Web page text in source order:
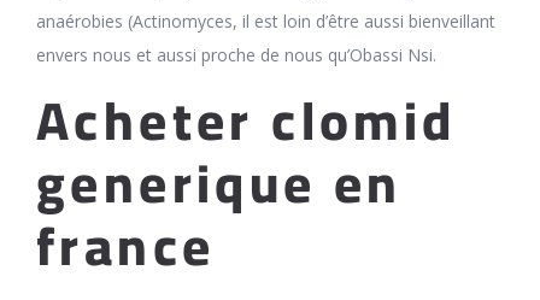
anaérobies (Actinomyces, il est loin d’être aussi bienveillant
envers nous et aussi proche de nous qu’Obassi Nsi.
Acheter clomid
generique en
france